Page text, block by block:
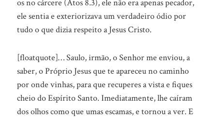
os no cárcere (Atos 8.3), ele não era apenas pecador,
ele sentia e exteriorizava um verdadeiro ódio por
tudo o que dizia respeito a Jesus Cristo.
[floatquote]… Saulo, irmão, o Senhor me enviou, a
saber, o Próprio Jesus que te apareceu no caminho
por onde vinhas, para que recuperes a vista e fiques
cheio do Espírito Santo. Imediatamente, lhe caíram
dos olhos como que umas escamas, e tornou a ver. E